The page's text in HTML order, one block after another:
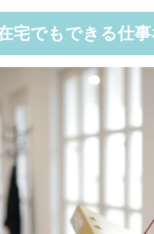
宅でもできる仕